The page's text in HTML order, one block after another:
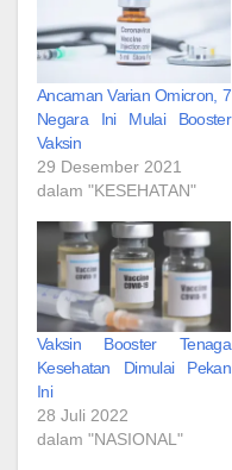
Ancaman Varian Omicron, 7
Negara Ini Mulai Booster
Vaksin
29 Desember 2021
dalam "KESEHATAN"
Vaksin Booster Tenaga
Kesehatan Dimulai Pekan
Ini
28 Juli 2022
dalam "NASIONAL"